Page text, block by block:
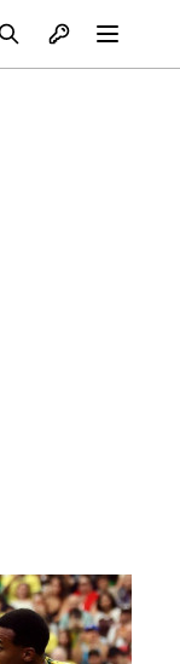
Otvori profil